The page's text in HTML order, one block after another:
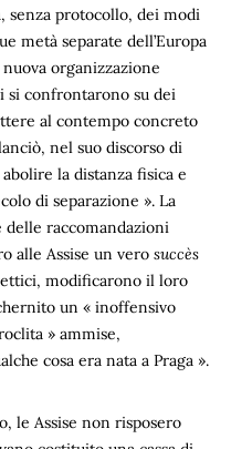
protocollo, dei modi
metà separate dell’Europa
organizzazione
si confrontarono su dei
al contempo concreto
nel suo discorso di
la distanza fisica e
di separazione ». La
delle raccomandazioni
alle Assise un vero succès
modificarono il loro
un « inoffensivo
» ammise,
cosa era nata a Praga ».
le Assise non risposero